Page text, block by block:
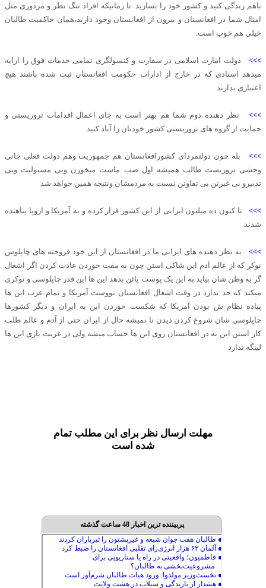
باهم زندگی کنید و کشور خود را بسازید. تا زمانیکه افراد تنگ نظر و مزدوری مثل
امثال شما در افغانستان و بیرون از افغانستان وجود دارند،همان حاکمیت طالبان
خیلی هم خوب است.
>>> دولت امارت اسلامی در سفارت و کنسولگری تمامی خدمات فوق را ارایه
میدهد اسنادی که در خارج از ادارات حکومت افغانستان ثبت شده باشند هیچ
اعتباری ندارند
>>> نظر دهنده دوم شما هم بهتر است به جای اعمال اقدامات تروریستی و
حمایت از گروه های تروریستی کشور خودتان را آباد کنید.
>>> بله چون دولتمردای کشورافغانستان هم جمهوریت وهم دولت فعلی جانی
وحشی تروریست طالب همیشه اول صب ماست میخورن وبی مسیولیت وبی
تدبیرو بی غیرتن بی تفاوتن نسبت به مردمشان ونتیجه همین خواهد شد
>>>تا کنون ده میلیون ایرانی از این کشور قرار کرده و به آمریکا و اروپا پناهنده
شدند
>>> به نظر دهنده های ایرانی ما در افغانستان از این خود فروخته های چاپلوس
نوکر که از عالم آدم این شاکی استن چون به مفت خوردن عادت کردن اگر اشغال
گر به وطن شان بیاید به این یک پوست پائن بدهد این ها این قدر چاپلوسی و نوکری
میکند که حد ندارد در وقت اشغال افغانستان تووست آمریکا و تمام غرب این ها
پیاده نظام ش بودن آمریکا که شکست خوردن این به ایران و دیگر کشورها
چاپلوسی شان شروع کردن دیدن نا نمیشه حال از ایران حتی از آدم و عالم طلب
کار استن این نه در افغانستان روی این ها حساب میشه ولی در غربت بازی این ها
لینگه ندارد
مهلت ارسال نظر برای این مطلب تمام
شده است
پربیننده ترین اخبار 48 ساعت گذشته